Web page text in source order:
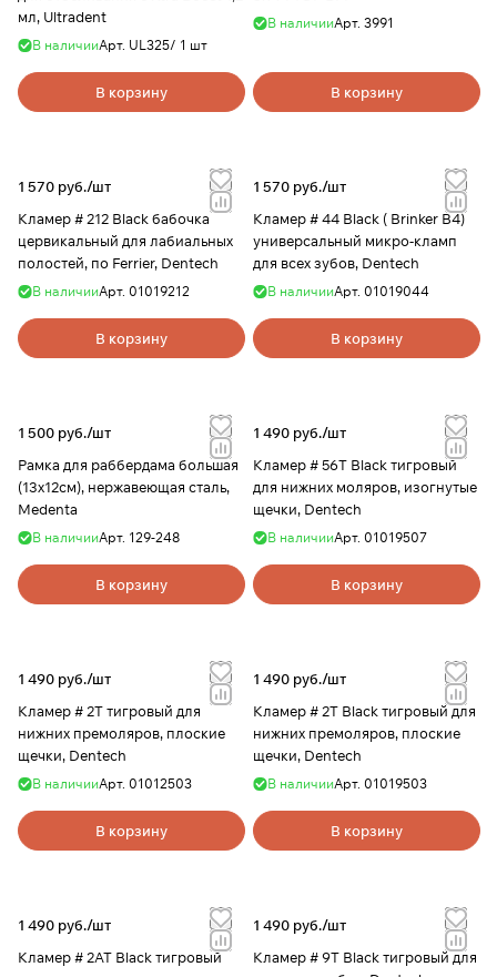
мл, Ultradent
В наличииАрт. UL325/ 1 шт
В корзину
В наличииАрт. 3991
В корзину
1 570 руб./шт
Кламер # 212 Black бабочка
цервикальный для лабиальных
полостей, по Ferrier, Dentech
В наличииАрт. 01019212
В корзину
1 570 руб./шт
Кламер # 44 Black ( Brinker B4)
универсальный микро-кламп
для всех зубов, Dentech
В наличииАрт. 01019044
В корзину
1 500 руб./шт
Рамка для раббердама большая
(13х12см), нержавеющая сталь,
Medenta
В наличииАрт. 129-248
В корзину
1 490 руб./шт
Кламер # 56Т Black тигровый
для нижних моляров, изогнутые
щечки, Dentech
В наличииАрт. 01019507
В корзину
1 490 руб./шт
Кламер # 2Т тигровый для
нижних премоляров, плоские
щечки, Dentech
В наличииАрт. 01012503
В корзину
1 490 руб./шт
Кламер # 2Т Black тигровый для
нижних премоляров, плоские
щечки, Dentech
В наличииАрт. 01019503
В корзину
1 490 руб./шт
Кламер # 2АТ Black тигровый
1 490 руб./шт
Кламер # 9Т Black тигровый для